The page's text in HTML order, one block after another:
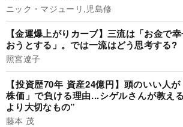
ニック・マジューリ,児島修
【金運爆上がりカーブ】三流は「お金で
おうとする」。では一流はどう思考する?
照宮遼子
【投資歴70年 資産24億円】頭のいい人
株価」で負ける理由...シゲルさんが教え
より大切なもの”
藤本 茂